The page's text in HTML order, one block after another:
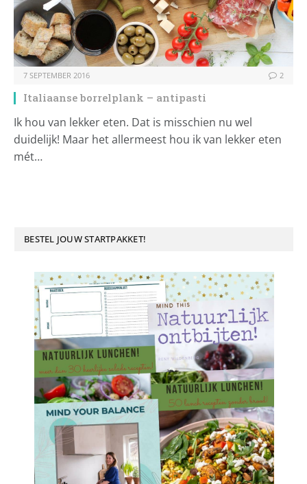
7 SEPTEMBER 2016 2
Italiaanse borrelplank – antipasti
Ik hou van lekker eten. Dat is misschien nu wel
duidelijk! Maar het allermeest hou ik van lekker eten
mét…
BESTEL JOUW STARTPAKKET!